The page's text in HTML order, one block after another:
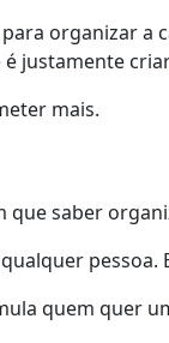
organizar a
justamente
mais.
saber
quem quer